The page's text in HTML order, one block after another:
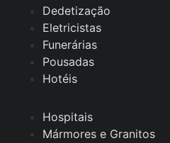
Dedetização
Eletricistas
Funerárias
Pousadas
Hotéis
Hospitais
Mármores e Granitos